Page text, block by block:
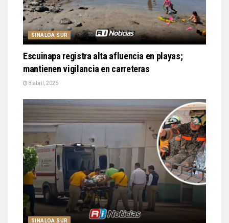
SINALOA SUR
Escuinapa registra alta afluencia en playas;
mantienen vigilancia en carreteras
8 abril, 2026
SINALOA SUR